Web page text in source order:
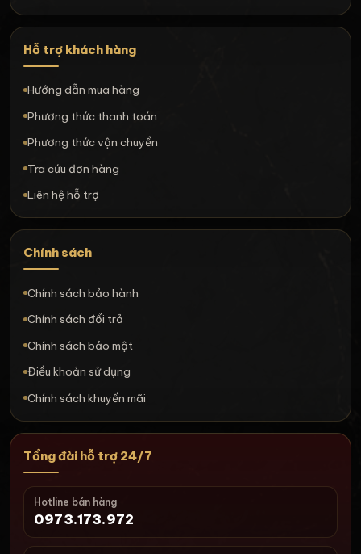
Hỗ trợ khách hàng
Hướng dẫn mua hàng
Phương thức thanh toán
Phương thức vận chuyển
Tra cứu đơn hàng
Liên hệ hỗ trợ
Chính sách
Chính sách bảo hành
Chính sách đổi trả
Chính sách bảo mật
Điều khoản sử dụng
Chính sách khuyến mãi
Tổng đài hỗ trợ 24/7
Hotline bán hàng
0973.173.972